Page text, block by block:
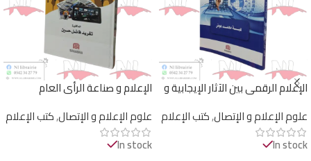
الإعلام الرقمي بين الآثار الإيجابية و
علوم الإعلام و الإتصال,كتب الإعلام
In stock
الإعلام و صناعة الرأي العام
علوم الإعلام و الإتصال,كتب الإعلام
In stock